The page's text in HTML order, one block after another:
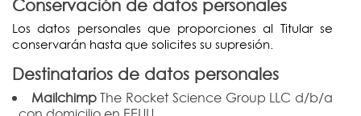
Conservación de datos personales
Los datos personales que proporciones al Titular se
conservarán hasta que solicites su supresión.
Destinatarios de datos personales
MailchimpThe Rocket Science Group LLC d/b/a